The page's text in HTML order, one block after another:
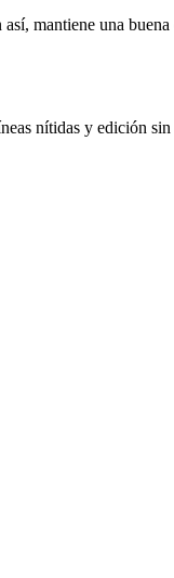
mantiene una
nítidas y edición